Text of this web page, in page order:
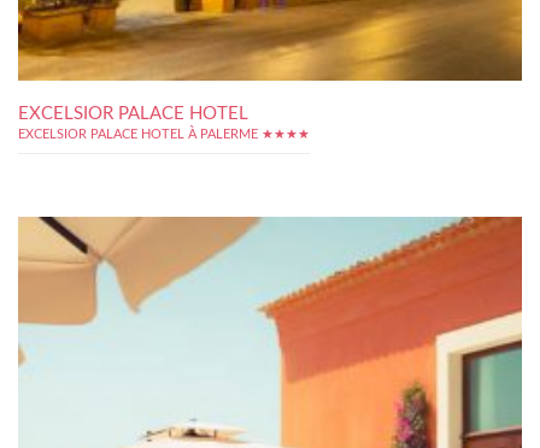
EXCELSIOR PALACE HOTEL
EXCELSIOR PALACE HOTEL À PALERME ★★★★